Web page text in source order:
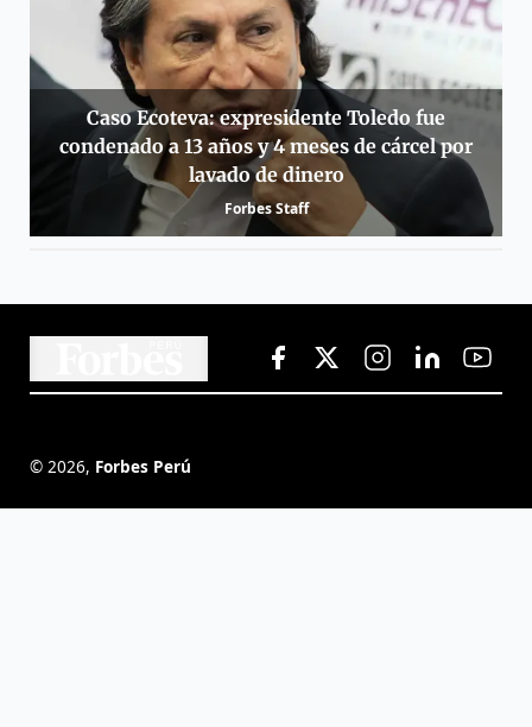
Caso Ecoteva: expresidente Toledo fue
condenado a 13 años y 4 meses de cárcel por
lavado de dinero
Forbes Staff
© 2026, Forbes Perú